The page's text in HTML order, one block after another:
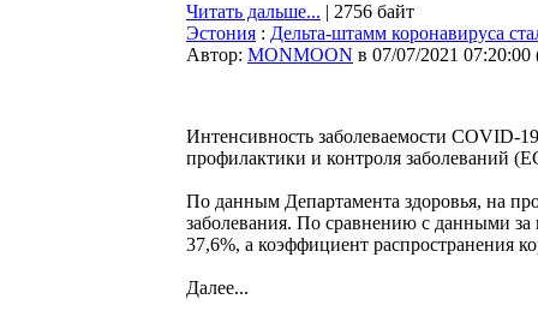
Читать дальше... | 2756 байт
Эстония : Дельта-штамм коронавируса
Автор: MONMOON в 07/07/2021 07:20:00
Интенсивность заболеваемости COVID-
профилактики и контроля заболеваний
По данным Департамента здоровья, на
заболевания. По сравнению с данными
37,6%, а коэффициент распространения
Далее...